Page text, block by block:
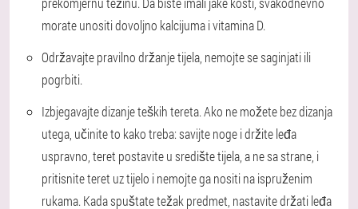
morate unositi dovoljno kalcijuma i vitamina D.
Održavajte pravilno držanje tijela, nemojte se saginjati ili
pogrbiti.
Izbjegavajte dizanje teških tereta. Ako ne možete bez dizanja
utega, učinite to kako treba: savijte noge i držite leđa
uspravno, teret postavite u središte tijela, a ne sa strane, i
pritisnite teret uz tijelo i nemojte ga nositi na ispruženim
rukama. Kada spuštate težak predmet, nastavite držati leđa